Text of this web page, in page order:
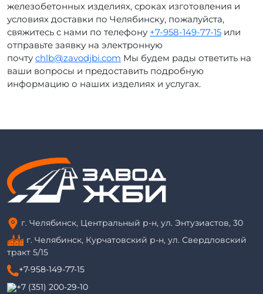
железобетонных изделиях, сроках изготовления и
условиях доставки по Челябинску, пожалуйста,
свяжитесь с нами по телефону +7-958-149-77-15 или
отправьте заявку на электронную
почту chlb@zavodjbi.com Мы будем рады ответить на
ваши вопросы и предоставить подробную
информацию о наших изделиях и услугах.
г. Челябинск, Центральный р-н, ул. Энтузиастов, 30
г. Челябинск, Курчатовский р-н, ул. Свердловский
тракт 5/15
+7-958-149-77-15
+7 (351) 200-29-10